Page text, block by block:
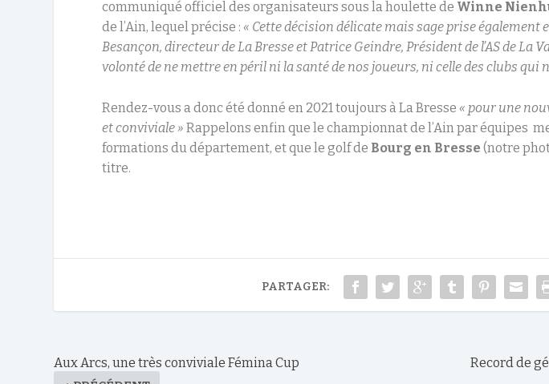
communiqué officiel des organisateurs sous la houlette de Winne
de l’Ain, lequel précise : « Cette décision délicate mais sage prise également
Besançon, directeur de La Bresse et Patrice Geindre, Président de l’AS de La
volonté de ne mettre en péril ni la santé de nos joueurs, ni celle des clubs qui
Rendez-vous a donc été donné en 2021 toujours à La Bresse « pour une
et conviviale »Rappelons enfin que le championnat de l’Ain par équipes
formations du département, et que le golf de Bourg en Bresse(notre
titre.
PARTAGER:
Aux Arcs, une très conviviale Fémina Cup
Record de